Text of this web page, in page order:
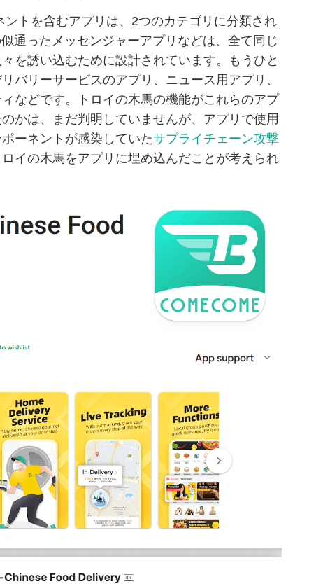
トを含むアプリは、2つのカテゴリに分類され
通ったメッセンジャーアプリなどは、全て同じ
を誘い込むために設計されています。もうひと
バリーサービスのアプリ、ニュース用アプリ、
などです。トロイの木馬の機能がこれらのアプ
かは、まだ判明していませんが、アプリで使用
ーネントが感染していたサプライチェーン攻撃
イの木馬をアプリに埋め込んだことが考えられ